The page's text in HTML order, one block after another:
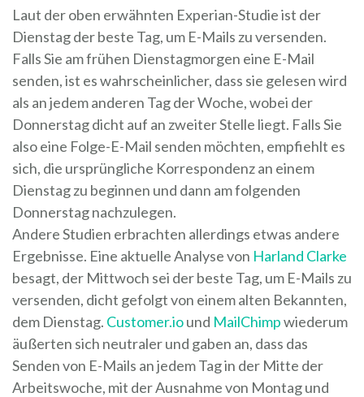
Laut der oben erwähnten Experian-Studie ist der
Dienstag der beste Tag, um E-Mails zu versenden.
Falls Sie am frühen Dienstagmorgen eine E-Mail
senden, ist es wahrscheinlicher, dass sie gelesen wird
als an jedem anderen Tag der Woche, wobei der
Donnerstag dicht auf an zweiter Stelle liegt. Falls Sie
also eine Folge-E-Mail senden möchten, empfiehlt es
sich, die ursprüngliche Korrespondenz an einem
Dienstag zu beginnen und dann am folgenden
Donnerstag nachzulegen.
Andere Studien erbrachten allerdings etwas andere
Ergebnisse. Eine aktuelle Analyse von Harland Clarke
besagt, der Mittwoch sei der beste Tag, um E-Mails zu
versenden, dicht gefolgt von einem alten Bekannten,
dem Dienstag. Customer.iound MailChimpwiederum
äußerten sich neutraler und gaben an, dass das
Senden von E-Mails an jedem Tag in der Mitte der
Arbeitswoche, mit der Ausnahme von Montag und